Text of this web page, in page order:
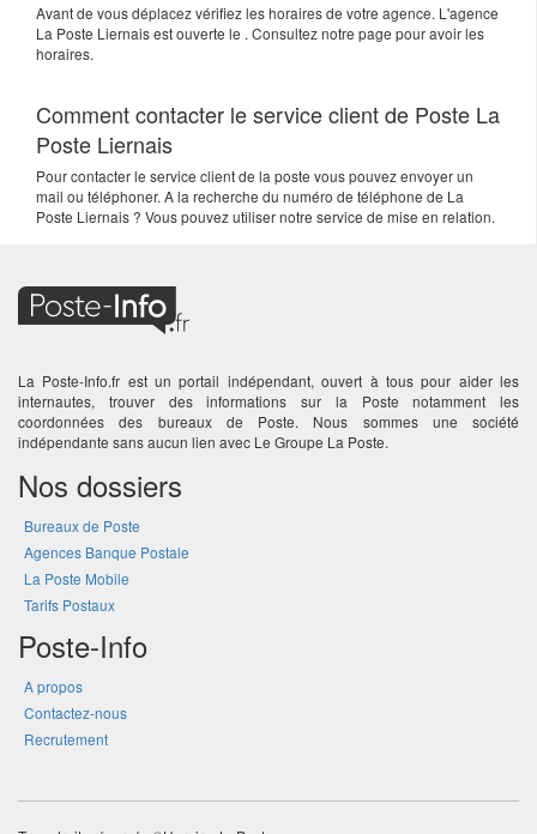
Avant de vous déplacez vérifiez les horaires de votre agence. L'agence
La Poste Liernais est ouverte le . Consultez notre page pour avoir les
horaires.
Comment contacter le service client de Poste La
Poste Liernais
Pour contacter le service client de la poste vous pouvez envoyer un
mail ou téléphoner. A la recherche du numéro de téléphone de La
Poste Liernais ? Vous pouvez utiliser notre service de mise en relation.
La Poste-Info.fr est un portail indépendant, ouvert à tous pour aider les
internautes, trouver des informations sur la Poste notamment les
coordonnées des bureaux de Poste. Nous sommes une société
indépendante sans aucun lien avec Le Groupe La Poste.
Nos dossiers
Bureaux de Poste
Agences Banque Postale
La Poste Mobile
Tarifs Postaux
Poste-Info
A propos
Contactez-nous
Recrutement